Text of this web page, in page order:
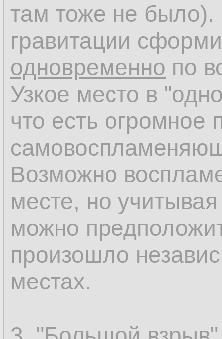
там тоже не было).
гравитации
одновременно по
Узкое место в
что есть
Возможно
месте, но
можно
произошло
местах.